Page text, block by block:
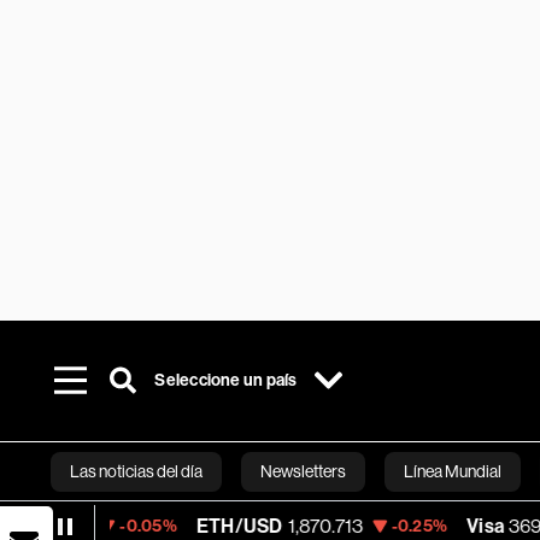
Seleccione un país
Las noticias del día Newsletters Línea Mundial
Bloomberg
ETH/USD 1,870.713 -0.25% Visa 369.59